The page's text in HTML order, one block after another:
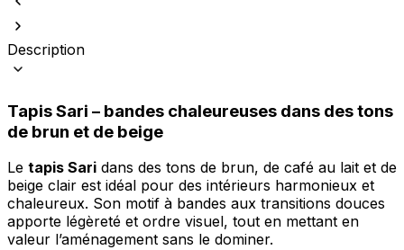
Description
Tapis Sari – bandes chaleureuses dans des tons
de brun et de beige
Le tapis Sari dans des tons de brun, de café au lait et de
beige clair est idéal pour des intérieurs harmonieux et
chaleureux. Son motif à bandes aux transitions douces
apporte légèreté et ordre visuel, tout en mettant en
valeur l’aménagement sans le dominer.